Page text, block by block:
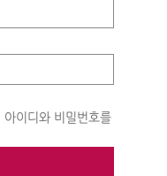
이디와 비밀번호를